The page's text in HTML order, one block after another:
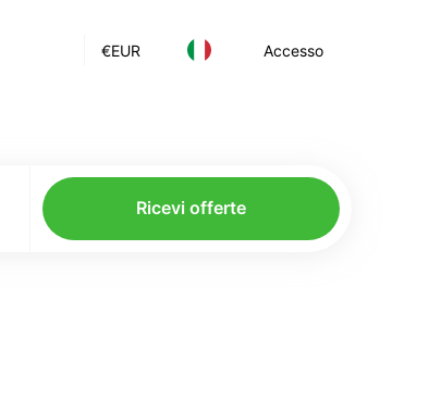
€EUR Accesso
Ricevi offerte